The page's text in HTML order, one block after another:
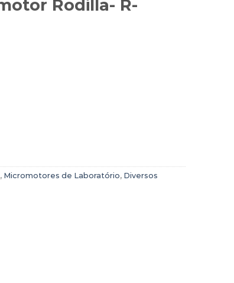
Rodilla- R-
S cantidad
, Micromotores de Laboratório, Diversos